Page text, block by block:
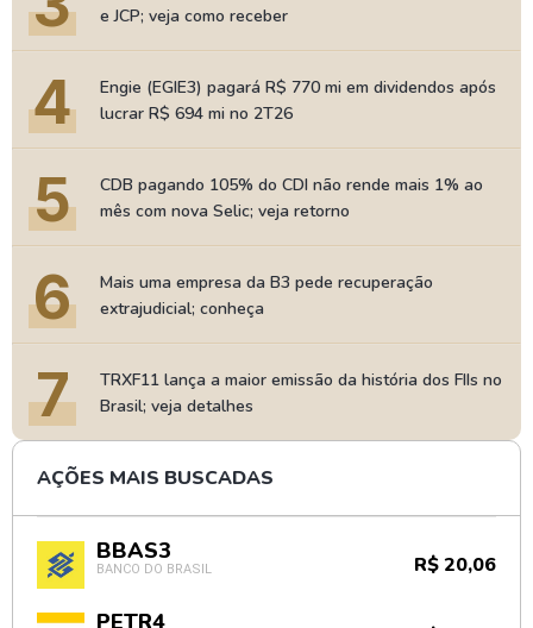
e JCP; veja como receber
4
Engie (EGIE3) pagará R$ 770 mi em dividendos após
lucrar R$ 694 mi no 2T26
5
CDB pagando 105% do CDI não rende mais 1% ao
mês com nova Selic; veja retorno
6
Mais uma empresa da B3 pede recuperação
extrajudicial; conheça
7
TRXF11 lança a maior emissão da história dos FIIs no
Brasil; veja detalhes
AÇÕES MAIS BUSCADAS
BBAS3
BANCO DO BRASIL R$ 20,06
PETR4